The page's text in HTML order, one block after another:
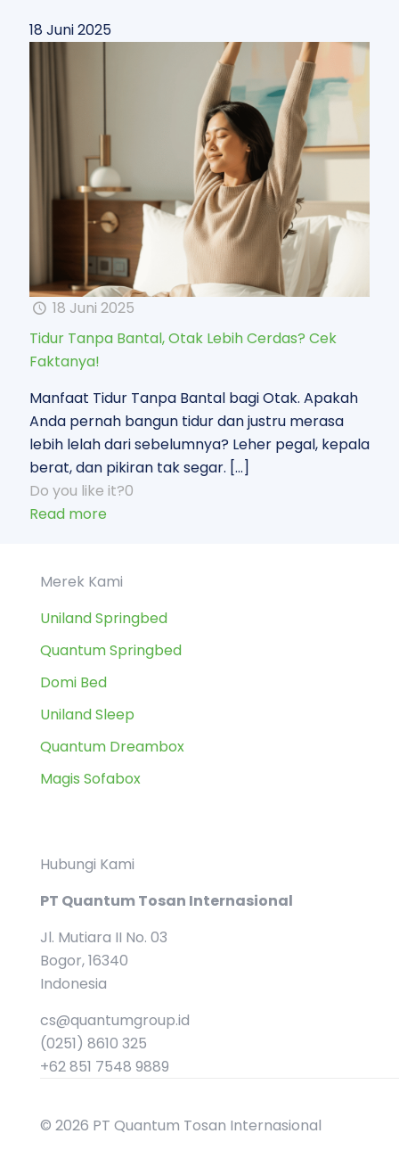
18 Juni 2025
18 Juni 2025
Tidur Tanpa Bantal, Otak Lebih Cerdas? Cek
Faktanya!
Manfaat Tidur Tanpa Bantal bagi Otak. Apakah
Anda pernah bangun tidur dan justru merasa
lebih lelah dari sebelumnya? Leher pegal, kepala
berat, dan pikiran tak segar. […]
Do you like it?0
Read more
Merek Kami
Uniland Springbed
Quantum Springbed
Domi Bed
Uniland Sleep
Quantum Dreambox
Magis Sofabox
Hubungi Kami
PT Quantum Tosan Internasional
Jl. Mutiara II No. 03
Bogor, 16340
Indonesia
cs@quantumgroup.id
(0251) 8610 325
+62 851 7548 9889
© 2026 PT Quantum Tosan Internasional